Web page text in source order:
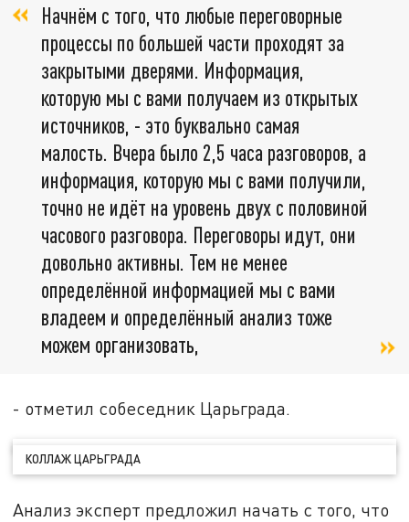
Начнём с того, что любые переговорные
процессы по большей части проходят за
закрытыми дверями. Информация,
которую мы с вами получаем из открытых
источников, - это буквально самая
малость. Вчера было 2,5 часа разговоров, а
информация, которую мы с вами получили,
точно не идёт на уровень двух с половиной
часового разговора. Переговоры идут, они
довольно активны. Тем не менее
определённой информацией мы с вами
владеем и определённый анализ тоже
можем организовать,
- отметил собеседник Царьграда.
КОЛЛАЖ ЦАРЬГРАДА
Анализ эксперт предложил начать с того, что